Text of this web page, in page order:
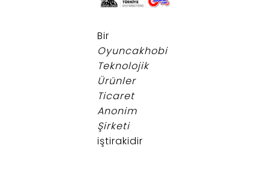
Bir
Oyuncakhobi
Teknolojik
Ürünler
Ticaret
Anonim
Şirketi
iştirakidir